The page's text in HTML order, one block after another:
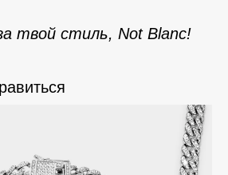
твой стиль, Not Blanc!